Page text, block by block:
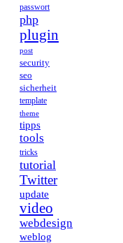
passwort
php
plugin
post
security
seo
sicherheit
template
theme
tipps
tools
tricks
tutorial
Twitter
update
video
webdesign
weblog